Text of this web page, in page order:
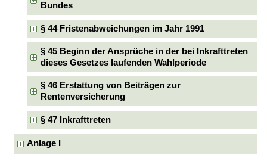
Bundes
§ 44 Fristenabweichungen im Jahr 1991
§ 45 Beginn der Ansprüche in der bei Inkrafttreten
dieses Gesetzes laufenden Wahlperiode
§ 46 Erstattung von Beiträgen zur
Rentenversicherung
§ 47 Inkrafttreten
Anlage I